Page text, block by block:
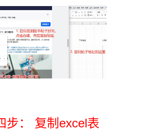
步： 复制excel表